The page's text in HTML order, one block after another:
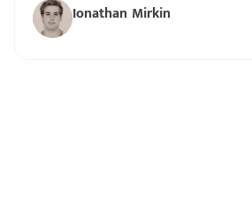
Ionathan Mirkin